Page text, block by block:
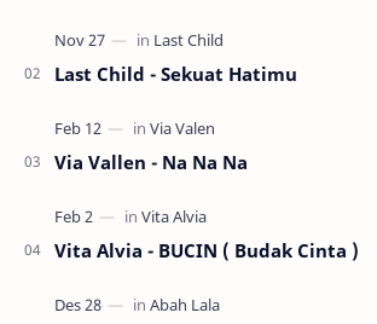
Last Child - Sekuat Hatimu
Via Vallen - Na Na Na
Vita Alvia - BUCIN ( Budak Cinta )